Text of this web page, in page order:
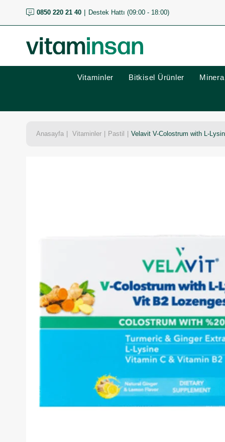
0850 220 21 40 Destek Hattı (09:00 - 18:00)
Vitaminler Bitkisel Ürünler
Anasayfa Vitaminler Pastil Velavit V-Colostrum with L-